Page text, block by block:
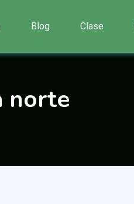
Blog Clase
norte